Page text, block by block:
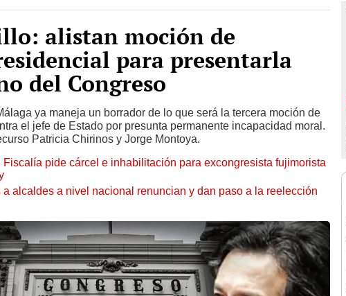
alistan moción de
para presentarla
del Congreso
ya maneja un borrador de lo que será la tercera moción de
el jefe de Estado por presunta permanente incapacidad moral.
Patricia Chirinos y Jorge Montoya.
Fiscalía pide cárcel e inhabilitación para excongresista fujimorista
alcaldes a nivel nacional renuncian y dan paso a la reelección